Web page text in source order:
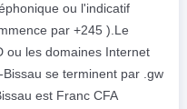
ou l'indicatif
par +245 ).Le
ou les domaines Internet
se terminent par .gw
est Franc CFA